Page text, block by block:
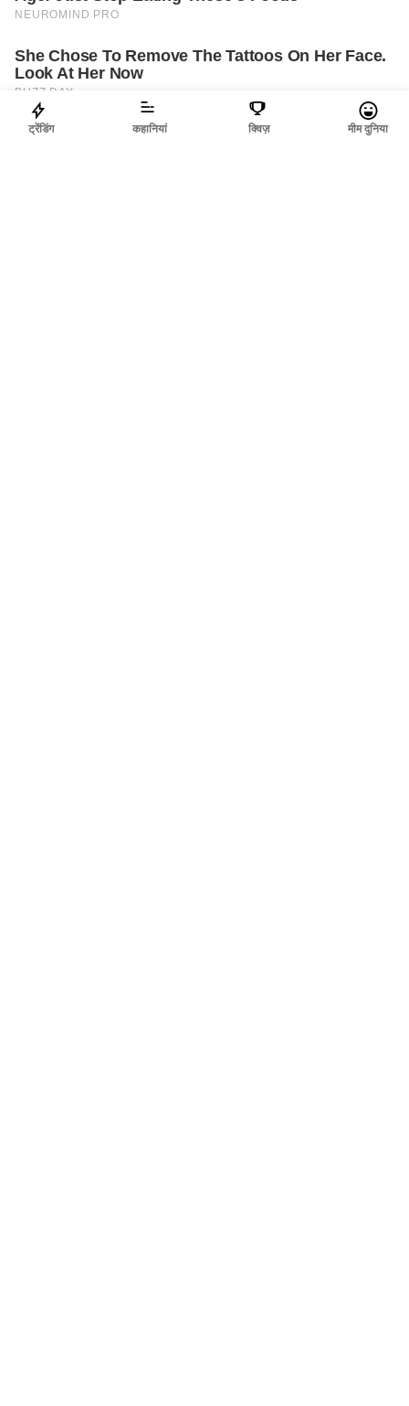
ट्रेंडिंग कहानियां क्विज़ मीम दुनिया